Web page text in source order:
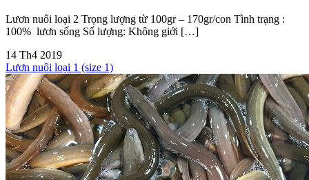
Lươn nuôi loại 2 Trọng lượng từ 100gr – 170gr/con Tình trạng :
100% lươn sống Số lượng: Không giới […]
14 Th4 2019
Lươn nuôi loại 1 (size 1)